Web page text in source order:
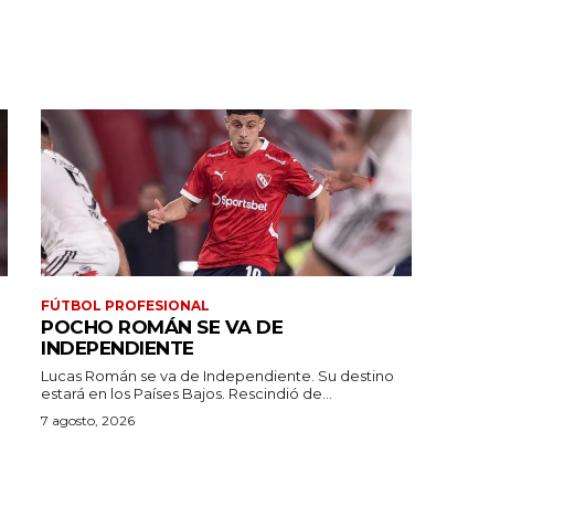
FÚTBOL PROFESIONAL
POCHO ROMÁN SE VA DE
INDEPENDIENTE
Lucas Román se va de Independiente. Su destino
estará en los Países Bajos. Rescindió de...
7 agosto, 2026